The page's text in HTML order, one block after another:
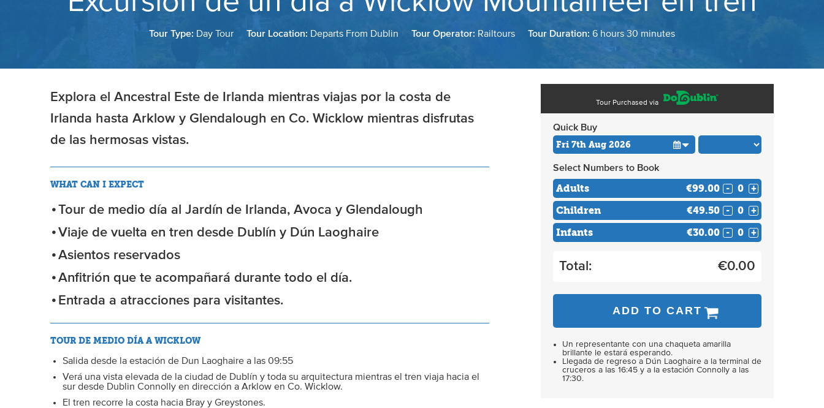
Tour Type: Day Tour Tour Location: Departs From Dublin Tour Operator: Railtours Tour Duration: 6 hours 30 minutes
Explora el Ancestral Este de Irlanda mientras viajas por la costa de
Irlanda hasta Arklow y Glendalough en Co. Wicklow mientras disfrutas
de las hermosas vistas.
WHAT CAN I EXPECT
Tour de medio día al Jardín de Irlanda, Avoca y Glendalough
Viaje de vuelta en tren desde Dublín y Dún Laoghaire
Asientos reservados
Anfitrión que te acompañará durante todo el día.
Entrada a atracciones para visitantes.
TOUR DE MEDIO DÍA A WICKLOW
Salida desde la estación de Dun Laoghaire a las 09:55
Verá una vista elevada de la ciudad de Dublín y toda su arquitectura mientras el tren viaja hacia el
sur desde Dublin Connolly en dirección a Arklow en Co. Wicklow.
El tren recorre la costa hacia Bray y Greystones.
Tour Purchased via
Quick Buy
Select Numbers to Book
Adults €99.00 - +
Children €49.50 - +
Infants €30.00 - +
Total: €0.00
ADD TO CART
Un representante con una chaqueta amarilla
brillante le estará esperando.
Llegada de regreso a Dún Laoghaire a la terminal de
cruceros a las 16:45 y a la estación Connolly a las
17:30.